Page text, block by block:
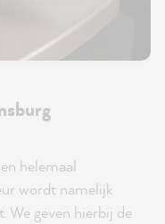
helemaal
wordt namelijk
We geven hierbij de